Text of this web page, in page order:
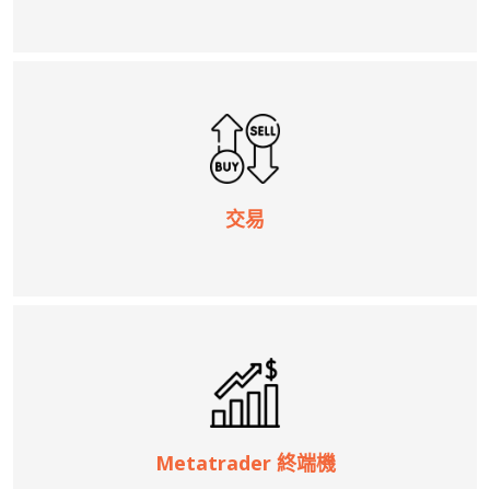
交易
Metatrader 終端機